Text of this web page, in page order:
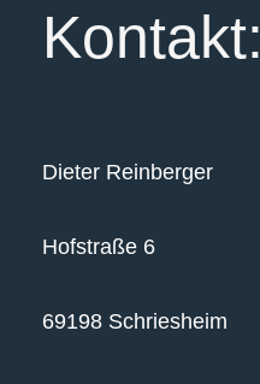
Kontakt:
Dieter Reinberger
Hofstraße 6
69198 Schriesheim